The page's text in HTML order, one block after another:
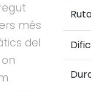
més
del